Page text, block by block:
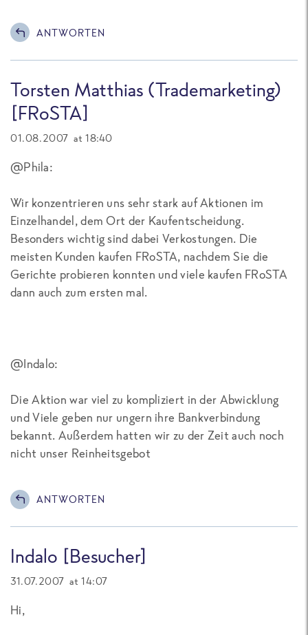
ANTWORTEN
Torsten Matthias (Trademarketing)
[FRoSTA]
01.08.2007 at 18:40
@Phila:
Wir konzentrieren uns sehr stark auf Aktionen im
Einzelhandel, dem Ort der Kaufentscheidung.
Besonders wichtig sind dabei Verkostungen. Die
meisten Kunden kaufen FRoSTA, nachdem Sie die
Gerichte probieren konnten und viele kaufen FRoSTA
dann auch zum ersten mal.
@Indalo:
Die Aktion war viel zu kompliziert in der Abwicklung
und Viele geben nur ungern ihre Bankverbindung
bekannt. Außerdem hatten wir zu der Zeit auch noch
nicht unser Reinheitsgebot
ANTWORTEN
Indalo [Besucher]
31.07.2007 at 14:07
Hi,